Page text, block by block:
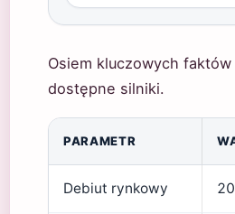
Osiem kluczowych
dostępne silniki.
PARAMETR
Debiut rynkowy